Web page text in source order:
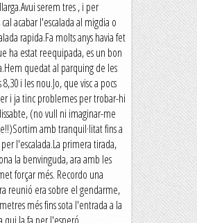
serem tres , i per
acabar l'escalada al migdia o
rapida.Fa molts anys havia fet
ha estat reequipada, es un bon
quedat al parquing de les
i les nou.Jo, que visc a pocs
i ja tinc problemes per trobar-hi
(no vull ni imaginar-me
amb tranquil·litat fins a
l'escalada.La primera tirada,
la benvinguda, ara amb les
forçar més. Recordo una
reunió era sobre el gendarme,
més fins sota l'entrada a la